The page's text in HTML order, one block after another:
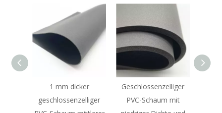
Geschlossenzelliger
PVC-Schaum mit
PVC-